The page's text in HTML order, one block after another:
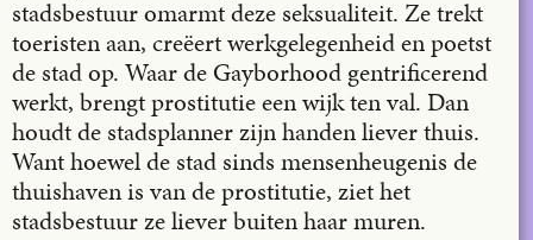
stadsbestuur omarmt deze seksualiteit. Ze trekt
toeristen aan, creëert werkgelegenheid en poetst
de stad op. Waar de Gayborhood gentrificerend
werkt, brengt prostitutie een wijk ten val. Dan
houdt de stadsplanner zijn handen liever thuis.
Want hoewel de stad sinds mensenheugenis de
thuishaven is van de prostitutie, ziet het
stadsbestuur ze liever buiten haar muren.